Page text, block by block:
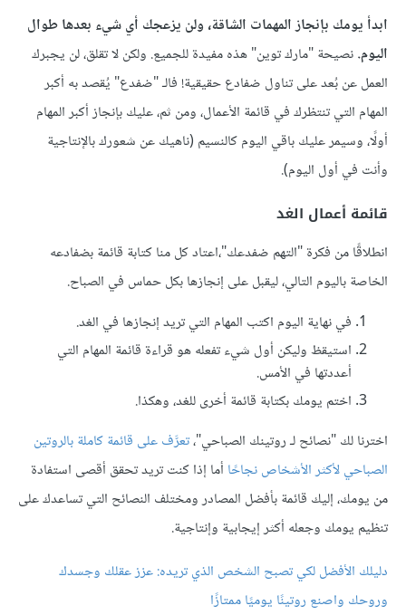
ابدأ يومك بإنجاز المهمات الشاقة، ولن يزعجك أي شيء بعدها طوال
اليوم.نصيحة "مارك توين" هذه مفيدة للجميع. ولكن لا تقلق، لن يجبرك
العمل عن بُعد على تناول ضفادع حقيقية! فالـ "ضفدع" يُقصد به أكبر
المهام التي تنتظرك في قائمة الأعمال، ومن ثم، عليك بإنجاز أكبر المهام
أولًا، وسيمر عليك باقي اليوم كالنسيم (ناهيك عن شعورك بالإنتاجية
وأنت في أول اليوم).
قائمة أعمال الغد
انطلاقًا من فكرة "التهم ضفدعك"،اعتاد كل منا كتابة قائمة بضفادعه
الخاصة باليوم التالي، ليقبل على إنجازها بكل حماس في الصباح.
في نهاية اليوم اكتب المهام التي تريد إنجازها في الغد.
استيقظ وليكن أول شيء تفعله هو قراءة قائمة المهام التي
أعددتها في الأمس.
اختم يومك بكتابة قائمة أخرى للغد، وهكذا.
اخترنا لك "نصائح لـ روتينك الصباحي"،تعرَّف على قائمة كاملة بالروتين
الصباحي لأكثر الأشخاص نجاحًا أما إذا كنت تريد تحقق أقصى استفادة
من يومك، إليك قائمة بأفضل المصادر ومختلف النصائح التي تساعدك على
تنظيم يومك وجعله أكثر إيجابية وإنتاجية.
دليلك الأفضل لكي تصبح الشخص الذي تريده: عزز عقلك وجسدك
وروحك واصنع روتينًا يوميًا ممتازًا